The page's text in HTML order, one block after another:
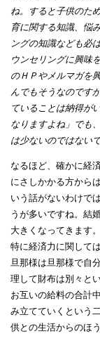
ね。すると子供のた
育に関する知識、悩
ングの知識なども必
ウンセリングに興味
のＨＰやメルマガを
んでもそうなのです
ていることは納得が
なりますよね」でも
は少ないのではない
なるほど、確かに経
にさしかかる方から
いう話がないわけで
うが多いですね。結
大きくなってきます。
特に経済力に関して
旦那様は旦那様で自
理して財布は別々と
お互いの給料の合計
み立てていくという
供との生活からのほ